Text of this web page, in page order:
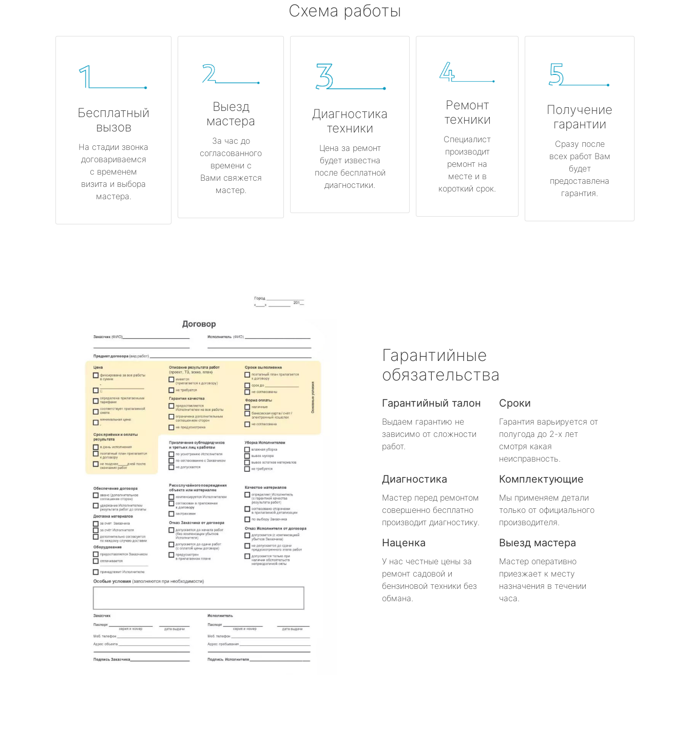
Схема работы
Бесплатный
вызов
На стадии звонка
договариваемся
с временем
визита и выбора
мастера.
Выезд
мастера
За час до
согласованного
времени с
Вами свяжется
мастер.
Диагностика
техники
Цена за ремонт
будет известна
после бесплатной
диагностики.
Ремонт
техники
Специалист
производит
ремонт на
месте и в
короткий срок.
Получение
гарантии
Сразу после
всех работ Вам
будет
предоставлена
гарантия.
Гарантийные
обязательства
Гарантийный талон
Выдаем гарантию не
зависимо от сложности
работ.
Сроки
Гарантия варьируется от
полугода до 2-х лет
смотря какая
неисправность.
Диагностика
Мастер перед ремонтом
совершенно бесплатно
производит диагностику.
Комплектующие
Мы применяем детали
только от официального
производителя.
Наценка
У нас честные цены за
ремонт садовой и
бензиновой техники без
обмана.
Выезд мастера
Мастер оперативно
приезжает к месту
назначения в течении
часа.